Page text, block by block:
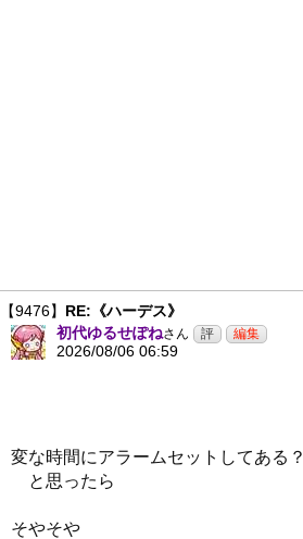
【9476】 RE:《ハーデス》
初代ゆるせぽねさん
2026/08/06 06:59
変な時間にアラームセットしてある？
と思ったら
そやそや